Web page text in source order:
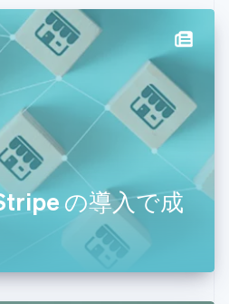
の導入で成